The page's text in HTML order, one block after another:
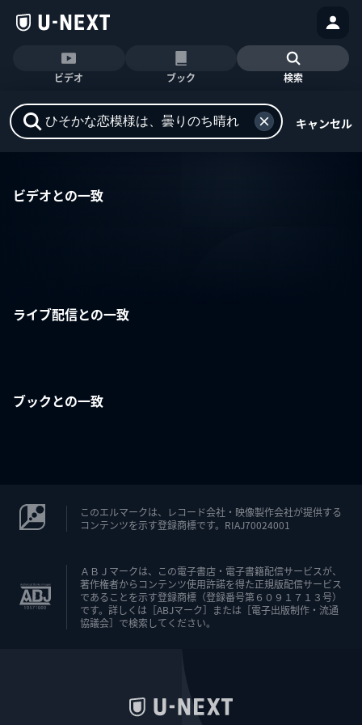
ビデオ ブック 検索
キャンセル
ビデオとの一致
ライブ配信との一致
ブックとの一致
このエルマークは、レコード会社・映像製作会社が提供する
コンテンツを示す登録商標です。RIAJ70024001
ＡＢＪマークは、この電子書店・電子書籍配信サービスが、
著作権者からコンテンツ使用許諾を得た正規版配信サービス
であることを示す登録商標（登録番号第６０９１７１３号）
です。詳しくは［ABJマーク］または［電子出版制作・流通
協議会］で検索してください。